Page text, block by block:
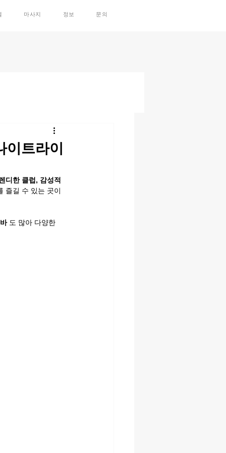
마사지 정보 문의
이트라이
디한 클럽, 감성적
즐길 수 있는 곳이
도 많아 다양한